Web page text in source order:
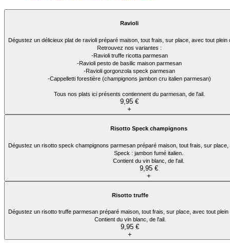
Ravioli
Dégustez un délicieux plat de ravioli préparé maison, tout frais, sur place, avec tout plein
Retrouvez nos variantes :
-Ravioli truffe ricotta parmesan
-Ravioli pesto de basilic maison parmesan
-Ravioli gorgonzola speck parmesan
-Cappelletti forestière (champignons jambon cru italien parmesan)
Tous nos plats ici présents contiennent du parmesan, de l'ail.
9,95 €
+
Risotto Speck champignons
Dégustez un risotto speck champignons parmesan préparé maison, tout
Speck : jambon fumé italien.
Contient du vin blanc, de l'ail.
9,95 €
+
Risotto truffe
Dégustez un risotto truffe parmesan préparé maison, tout frais, sur place, avec tout plein
Contient du vin blanc, de l'ail.
9,95 €
+